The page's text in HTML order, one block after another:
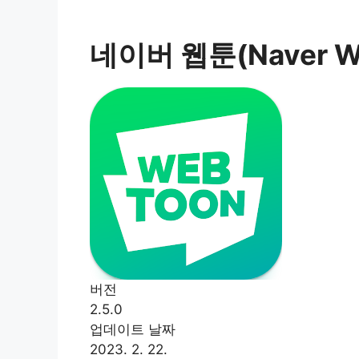
네이버 웹툰(Naver
버전
2.5.0
업데이트 날짜
2023. 2. 22.